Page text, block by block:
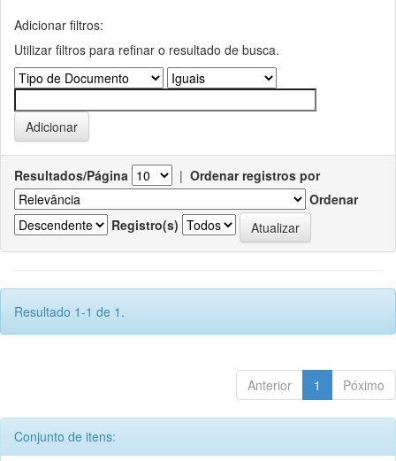
Adicionar filtros:
Utilizar filtros para refinar o resultado de busca.
Resultados/Página | Ordenar registros por
Ordenar
Registro(s)
Resultado 1-1 de 1.
Anterior 1 Póximo
Conjunto de itens: